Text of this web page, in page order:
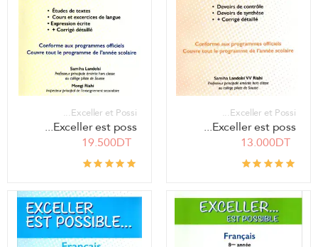
Exceller et Possi...
Exceller est poss...
13.000DT
Exceller et Possi...
Exceller est poss...
19.500DT